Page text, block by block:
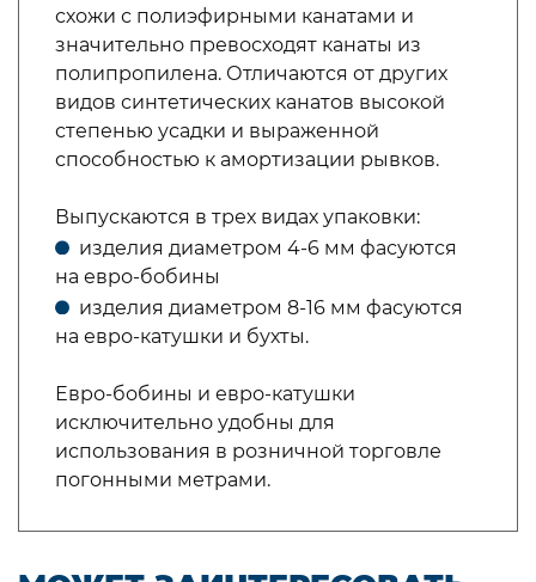
схожи с полиэфирными канатами и
значительно превосходят канаты из
полипропилена. Отличаются от других
видов синтетических канатов высокой
степенью усадки и выраженной
способностью к амортизации рывков.
Выпускаются в трех видах упаковки:
изделия диаметром 4-6 мм фасуются
на евро-бобины
изделия диаметром 8-16 мм фасуются
на евро-катушки и бухты.
Евро-бобины и евро-катушки
исключительно удобны для
использования в розничной торговле
погонными метрами.